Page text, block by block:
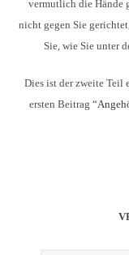
vermutlich die Hände
nicht gegen Sie
Sie, wie Sie unter
Dies ist der zweite Teil
ersten Beitrag